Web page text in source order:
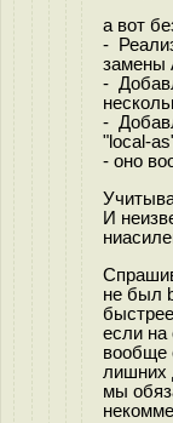
а вот
-
замены
-
-
"local-
- оно
И
не был
если на
вообще
лишних
мы